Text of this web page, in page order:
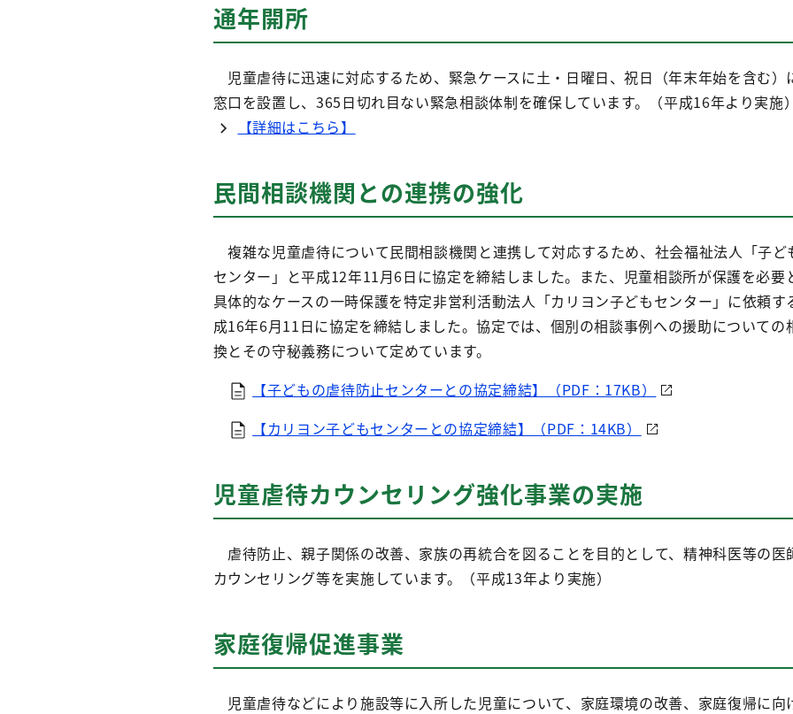
通年開所
児童虐待に迅速に対応するため、緊急ケースに土・日曜日、祝日（年末年始を含む）
窓口を設置し、365日切れ目ない緊急相談体制を確保しています。（平成16年より実施
【詳細はこちら】
民間相談機関との連携の強化
複雑な児童虐待について民間相談機関と連携して対応するため、社会福祉法人「子ど
センター」と平成12年11月6日に協定を締結しました。また、児童相談所が保護を必要
具体的なケースの一時保護を特定非営利活動法人「カリヨン子どもセンター」に依頼す
成16年6月11日に協定を締結しました。協定では、個別の相談事例への援助についての
換とその守秘義務について定めています。
【子どもの虐待防止センターとの協定締結】（PDF：17KB）
【カリヨン子どもセンターとの協定締結】（PDF：14KB）
児童虐待カウンセリング強化事業の実施
虐待防止、親子関係の改善、家族の再統合を図ることを目的として、精神科医等の医
カウンセリング等を実施しています。（平成13年より実施）
家庭復帰促進事業
児童虐待などにより施設等に入所した児童について、家庭環境の改善、家庭復帰に向